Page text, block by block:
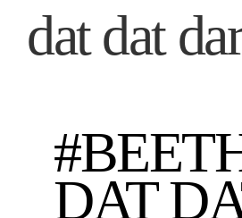
dat dat
DAT